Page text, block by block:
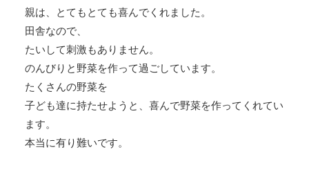
親は、とてもとても喜んでくれました。
田舎なので、
たいして刺激もありません。
のんびりと野菜を作って過ごしています。
たくさんの野菜を
子ども達に持たせようと、喜んで野菜を作ってくれてい
ます。
本当に有り難いです。